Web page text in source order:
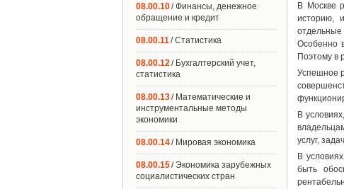
В Москве
историю,
Особенно
Поэтому в
Успешное
В
услуг,
В
быть
08.00.10/ Финансы, денежное
обращение и кредит
08.00.11/ Статистика
08.00.12/ Бухгалтерский учет,
статистика
08.00.13/ Математические и
инструментальные методы
экономики
08.00.14/ Мировая экономика
08.00.15/ Экономика зарубежных
социалистических стран